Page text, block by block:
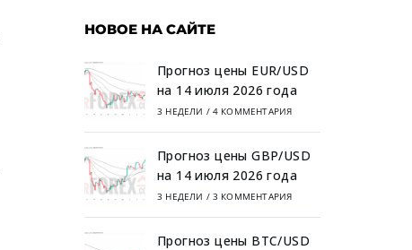
НОВОЕ НА САЙТЕ
Прогноз цены EUR/USD
на 14 июля 2026 года
3 НЕДЕЛИ / 4 КОММЕНТАРИЯ
Прогноз цены GBP/USD
на 14 июля 2026 года
3 НЕДЕЛИ / 3 КОММЕНТАРИЯ
Прогноз цены BTC/USD